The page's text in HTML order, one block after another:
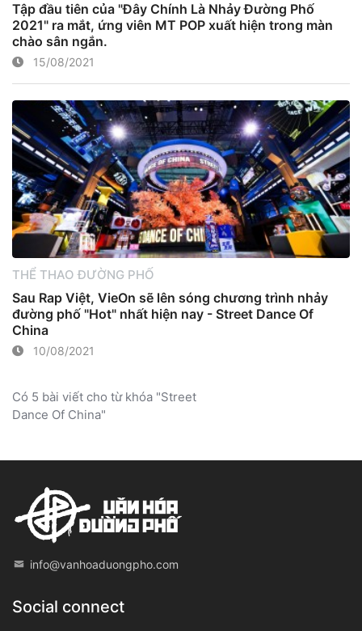
Tập đầu tiên của "Đây Chính Là Nhảy Đường Phố
2021" ra mắt, ứng viên MT POP xuất hiện trong màn
chào sân ngắn.
15/08/2021
THỂ THAO ĐƯỜNG PHỐ
Sau Rap Việt, VieOn sẽ lên sóng chương trình nhảy
đường phố "Hot" nhất hiện nay - Street Dance Of
China
10/08/2021
Có 5 bài viết cho từ khóa "Street
Dance Of China"
info@vanhoaduongpho.com
Social connect